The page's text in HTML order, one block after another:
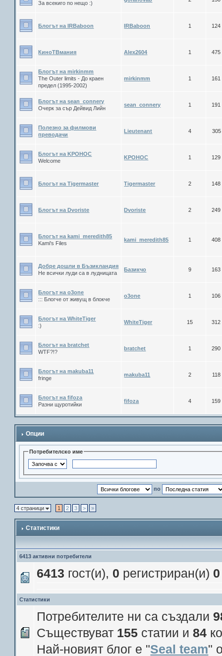
За всекиго по нещо :)
Блогът на IRBaboon IRBaboon 1 124
КиноТВмания Alex2604 1 475
Блогът на mirkinmm
The Оuter limits - До краен
предел (1995-2002)
mirkinmm 1 161
Блогът на sean_connery
Очерк за сър Дейвид Лийн
sean_connery 1 191
Полезно за филмови
преводачи
Lieutenant 4 305
Блогът на KPOHOC
Welcome
KPOHOC 1 129
Блогът на Tigermaster Tigermaster 2 148
Блогът на Dvoriste Dvoriste 2 249
Блогът на kami_meredith85
Kami's Files
kami_meredith85 1 408
Добре дошли в Бъзикландия
Не всички луди са в лудницата
Базикчо 9 163
Блогът на о3оne
::: Блогче от живущ в блокче
o3one 1 106
Блогът на WhiteTiger
:)
WhiteTiger 15 312
Блогът на bratchet
WTF?!?
bratchet 1 290
Блогът на makuba11
fringe
makuba11 2 118
Блогът на fifoza
Разни щуротийки
fifoza 4 159
Опции
Потребителско име
по
4 страници 1 2 3 > »
Статистики
6413 активни потребители
6413 гост(и), 0 регистриран(и) 0
Статистики
Потребителите ни са създали
Съществуват 155 статии и84
Най-новият блог е "Seal team"